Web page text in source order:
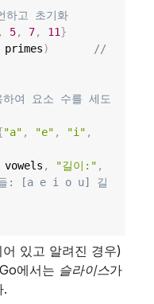
하고 초기화
, 5, 7, 11}
primes)
//
여 요소 수를 세도
"a" , "e" , "i" ,
vowels , "길이:" ,
: [a e i o u] 길
있고 알려진 경우)
에서는 슬라이스가
.